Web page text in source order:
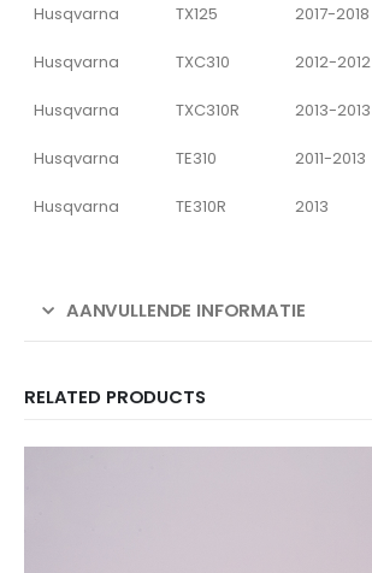
Husqvarna TX125 2017-2018
Husqvarna TXC310 2012-2012
Husqvarna TXC310R 2013-2013
Husqvarna TE310 2011-2013
Husqvarna TE310R 2013
AANVULLENDE INFORMATIE
RELATED PRODUCTS